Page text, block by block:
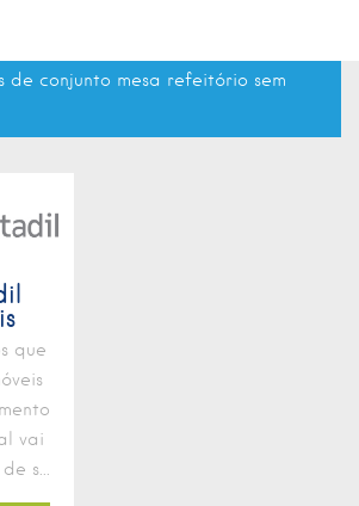
de conjunto mesa refeitório sem
que
vai
s...